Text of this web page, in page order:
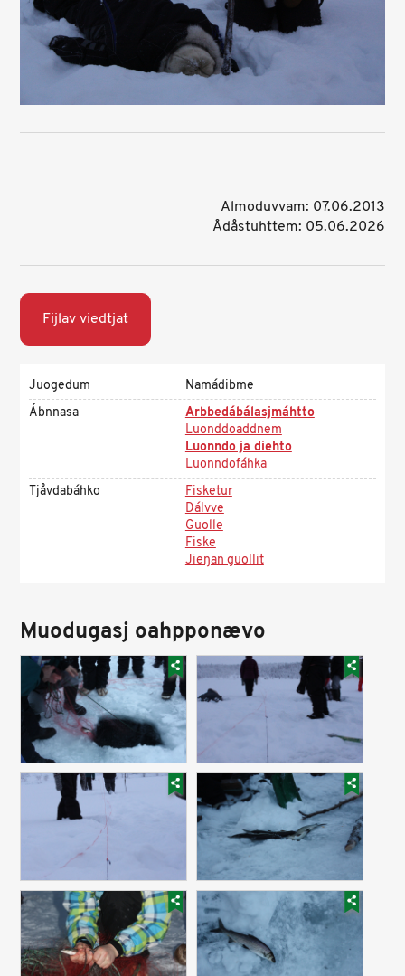
Almoduvvam: 07.06.2013
Ådåstuhttem: 05.06.2026
Fijlav viedtjat
Juogedum
Namádibme
Ábnnasa
Arbbedábálasjmáhtto
Luonddoaddnem
Luonndo ja diehto
Luonndofáhka
Tjåvdabáhko
Fisketur
Dálvve
Guolle
Fiske
Jieŋan guollit
Muodugasj oahpponævo